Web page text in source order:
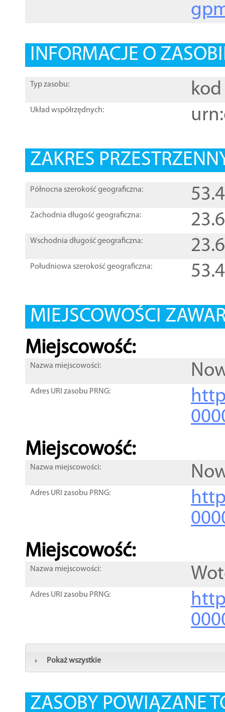
INFORMACJE O
Typ zasobu: kod
Układ współrzędnych:
ZAKRES
Północna szerokość geograficzna:
Zachodnia długość geograficzna:
Wschodnia długość geograficzna:
Południowa szerokość geograficzna:
MIEJSCOWOŚCI
Miejscowość:
Nazwa miejscowości:
Adres URI zasobu PRNG:
Miejscowość:
Nazwa miejscowości:
Adres URI zasobu PRNG:
Miejscowość:
Nazwa miejscowości:
Adres URI zasobu PRNG:
Pokaż wszystkie
ZASOBY POWIĄZANE